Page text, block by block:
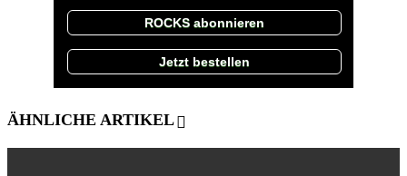
ROCKS abonnieren
Jetzt bestellen
ÄHNLICHE ARTIKEL